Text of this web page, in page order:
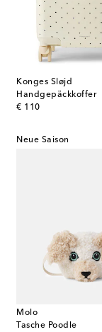
Konges Sløjd
Handgepäckkoffer
€ 110
original price
Neue Saison
Molo
Tasche Poodle